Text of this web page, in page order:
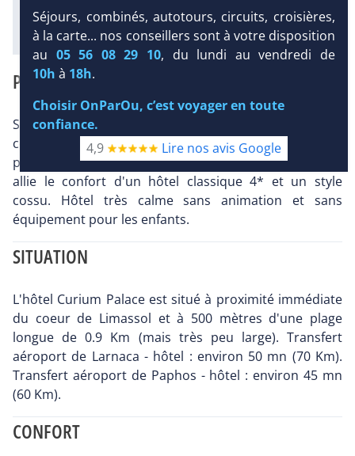
Diaporama
PRÉSENTATION
Situé à 500 mètres de la plage et à environ 1 Km du
coeur touristique de Limassol, cet hôtel est l'un des
plus anciens de la ville, entièrement rénové en 2003. Il
allie le confort d'un hôtel classique 4* et un style
cossu. Hôtel très calme sans animation et sans
équipement pour les enfants.
SITUATION
L'hôtel Curium Palace est situé à proximité immédiate
du coeur de Limassol et à 500 mètres d'une plage
longue de 0.9 Km (mais très peu large). Transfert
aéroport de Larnaca - hôtel : environ 50 mn (70 Km).
Transfert aéroport de Paphos - hôtel : environ 45 mn
(60 Km).
CONFORT
Séjours, combinés, autotours, circuits, croisières,
à la carte... nos conseillers sont à votre disposition
au 05 56 08 29 10, du lundi au vendredi de
10h à 18h.
Choisir OnParOu, c’est voyager en toute
confiance.
4,9
Lire nos avis Google